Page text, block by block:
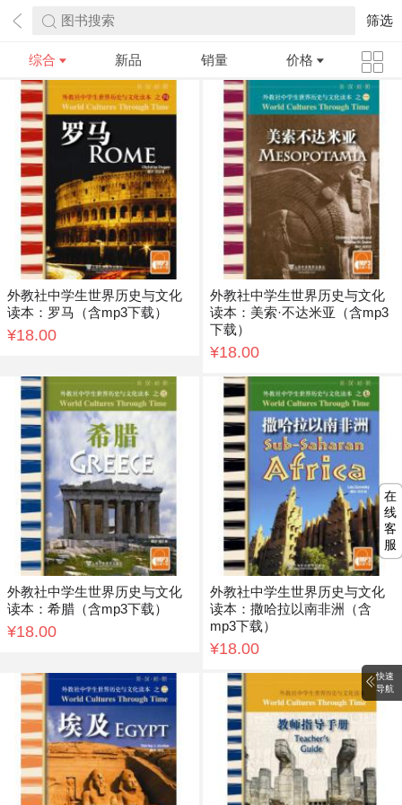
图书搜索 筛选
综合 新品 销量 价格
外教社中学生世界历史与文化
读本：罗马（含mp3下载）
¥18.00
外教社中学生世界历史与文化
读本：美索·不达米亚（含mp3
下载）
¥18.00
外教社中学生世界历史与文化
读本：希腊（含mp3下载）
¥18.00
外教社中学生世界历史与文化
读本：撒哈拉以南非洲（含
mp3下载）
¥18.00
快速
导航
在
线
客
服